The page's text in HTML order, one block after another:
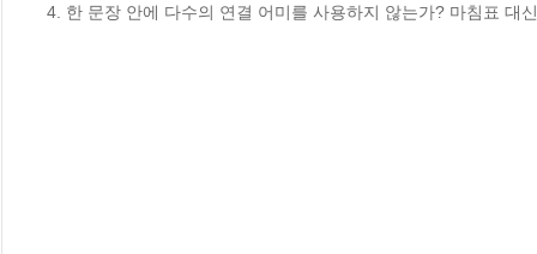
4. 한 문장 안에 다수의 연결 어미를 사용하지 않는가? 마침표 대